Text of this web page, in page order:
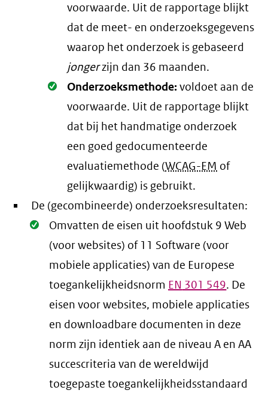
voorwaarde. Uit de rapportage blijkt
dat de meet- en onderzoeksgegevens
waarop het onderzoek is gebaseerd
jongerzijn dan 36 maanden.
Oké.
Onderzoeksmethode:voldoet aan de
voorwaarde. Uit de rapportage blijkt
dat bij het handmatige onderzoek
een goed gedocumenteerde
evaluatiemethode (WCAG-EM of
gelijkwaardig) is gebruikt.
De (gecombineerde) onderzoeksresultaten:
Oké.
Omvatten de eisen uit hoofdstuk 9 Web
(voor websites) of 11 Software (voor
mobiele applicaties) van de Europese
toegankelijkheidsnorm EN 301 549. De
eisen voor websites, mobiele applicaties
en downloadbare documenten in deze
norm zijn identiek aan de niveau A en AA
succescriteria van de wereldwijd
toegepaste toegankelijkheidsstandaard